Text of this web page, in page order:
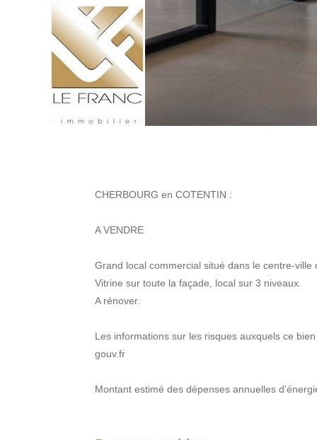
CHERBOURG en COTENTIN :
A VENDRE
Grand local commercial situé dans le centre-ville
Vitrine sur toute la façade, local sur 3 niveaux.
A rénover.
Les informations sur les risques auxquels ce
gouv.fr
Montant estimé des dépenses annuelles